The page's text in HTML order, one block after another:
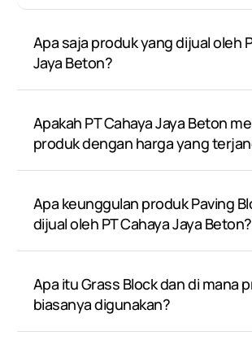
Apa saja produk yang dijual oleh
Jaya Beton?
Apakah PT Cahaya Jaya Beton
produk dengan harga yang
Apa keunggulan produk Paving
dijual oleh PT Cahaya Jaya Beton?
Apa itu Grass Block dan di mana
biasanya digunakan?